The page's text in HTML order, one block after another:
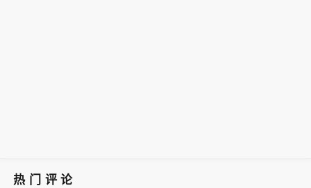
热门评论